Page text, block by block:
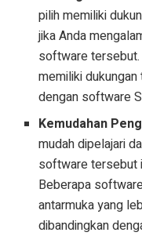
pilih memiliki
jika Anda
software
memiliki
dengan software
Kemudahan
mudah dipelajari
software tersebut
Beberapa
antarmuka yang
dibandingkan